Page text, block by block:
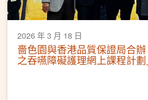
2026 年 3 月 18 日
嗇色園與香港品質保證局合
之吞嚥障礙護理網上課程計